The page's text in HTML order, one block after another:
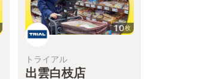
10枚
トライアル
出雲白枝店